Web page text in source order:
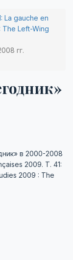
La gauche en
The Left-Wing
гг.
в 2000-2008
2009. Т. 41:
2009 : The